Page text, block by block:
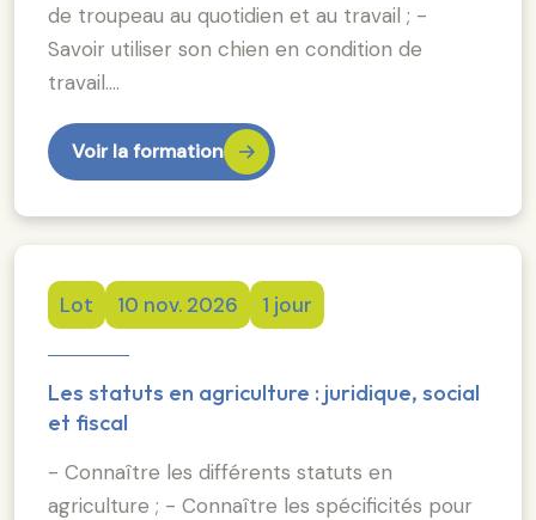
de troupeau au quotidien et au travail ; -
Savoir utiliser son chien en condition de
travail.…
Voir la formation
Lot 10 nov. 2026 1 jour
Les statuts en agriculture : juridique, social
et fiscal
- Connaître les différents statuts en
agriculture ; - Connaître les spécificités pour